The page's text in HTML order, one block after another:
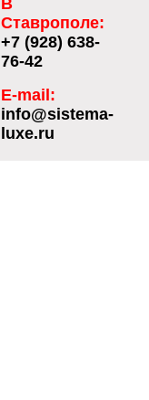
Ставрополе:
+7 (928) 638-
76-42
E-mail:
info@sistema-
luxe.ru